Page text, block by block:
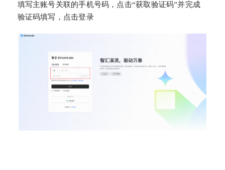
填写主账号关联的手机号码，点击“获取验证码”并完成
验证码填写，点击登录